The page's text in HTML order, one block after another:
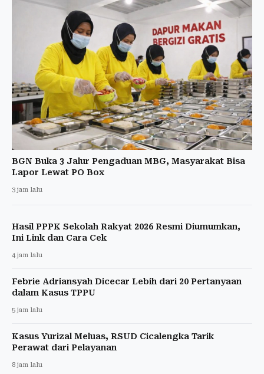
BGN Buka 3 Jalur Pengaduan MBG, Masyarakat Bisa
Lapor Lewat PO Box
3 jam lalu
Hasil PPPK Sekolah Rakyat 2026 Resmi Diumumkan,
Ini Link dan Cara Cek
4 jam lalu
Febrie Adriansyah Dicecar Lebih dari 20 Pertanyaan
dalam Kasus TPPU
5 jam lalu
Kasus Yurizal Meluas, RSUD Cicalengka Tarik
Perawat dari Pelayanan
8 jam lalu